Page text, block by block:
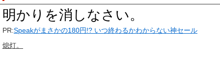
明かりを消しなさい。
PR:Speakがまさかの180円!? いつ終わるかわからない神セール
熄灯。